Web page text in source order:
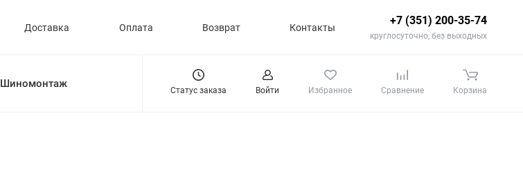
Доставка Оплата Возврат Контакты
+7 (351) 200-35-74
круглосуточно, без выходных
Шиномонтаж
Статус заказа Войти Избранное Сравнение Корзина